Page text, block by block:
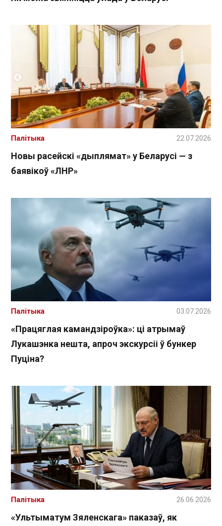
Новы расейскі «дыплямат» у Беларусі — з
баявікоў «ЛНР»
Палітыка 22.07.2026
«Працяглая камандзіроўка»: ці атрымаў
Лукашэнка нешта, апроч экскурсіі ў бункер
Пуціна?
Палітыка 03.07.2026
«Ультыматум Зяленскага» паказаў, як
Палітыка 26.06.2026